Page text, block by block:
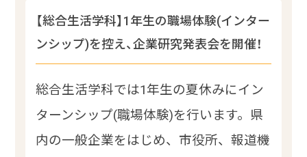
【総合生活学科】1年生の職場体験(インター
ンシップ)を控え、企業研究発表会を開催！
総合生活学科では1年生の夏休みにイン
ターンシップ(職場体験)を行います。県
内の一般企業をはじめ、市役所、報道機